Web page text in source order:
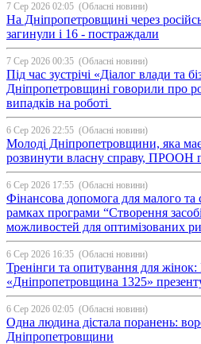
7 Сер 2026 02:05 (Обласні новини)
На Дніпропетровщині через
загинули і 16 - постраждали
7 Сер 2026 00:35 (Обласні новини)
Під час зустрічі «Діалог влади та
Дніпропетровщині говорили про
випадків на роботі
6 Сер 2026 22:55 (Обласні новини)
Молоді Дніпропетровщини, яка має
розвинути власну справу, ПРООН
6 Сер 2026 17:55 (Обласні новини)
Фінансова допомога для малого та
рамках програми “Створення
можливостей для оптимізованих
6 Сер 2026 16:35 (Обласні новини)
Тренінги та опитування для жінок:
«Дніпропетровщина 1325»
6 Сер 2026 02:05 (Обласні новини)
Одна людина дістала поранень:
Дніпропетровщини